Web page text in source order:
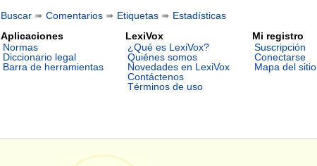
Buscar➠ Comentarios➠ Etiquetas➠ Estadísticas
Aplicaciones
Normas
Diccionario legal
Barra de herramientas
LexiVox
¿Qué es LexiVox?
Quiénes somos
Novedades en LexiVox
Contáctenos
Términos de uso
Mi registro
Suscripción
Conectarse
Mapa del sitio